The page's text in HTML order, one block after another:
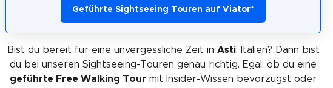
Geführte Sightseeing Touren auf Viator*
Bist du bereit für eine unvergessliche Zeit in Asti, Italien? Dann bist
du bei unseren Sightseeing-Touren genau richtig. Egal, ob du eine
geführte Free Walking Tour mit Insider-Wissen bevorzugst oder